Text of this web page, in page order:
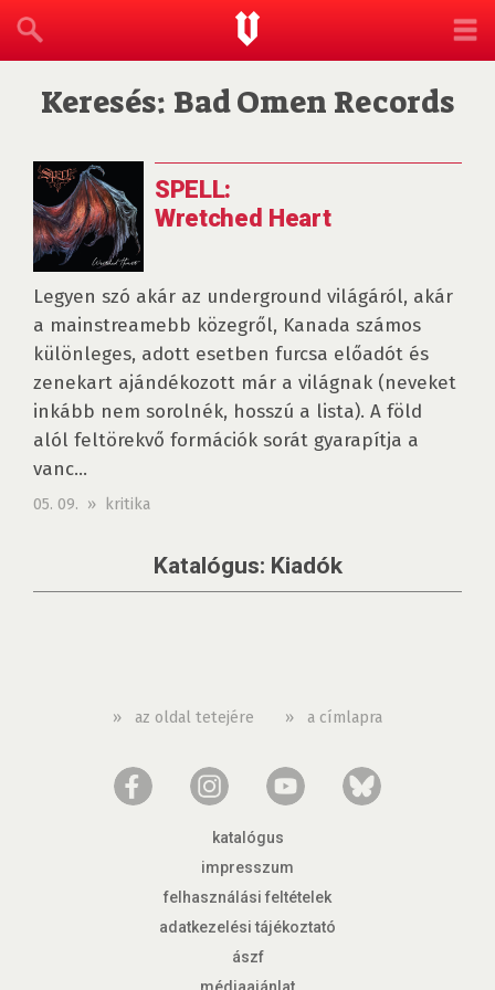
Keresés: Bad Omen Records
SPELL:
Wretched Heart
Legyen szó akár az underground világáról, akár
a mainstreamebb közegről, Kanada számos
különleges, adott esetben furcsa előadót és
zenekart ajándékozott már a világnak (neveket
inkább nem sorolnék, hosszú a lista). A föld
alól feltörekvő formációk sorát gyarapítja a
vanc...
05. 09. » kritika
Katalógus: Kiadók
» az oldal tetejére » a címlapra
katalógus
impresszum
felhasználási feltételek
adatkezelési tájékoztató
ászf